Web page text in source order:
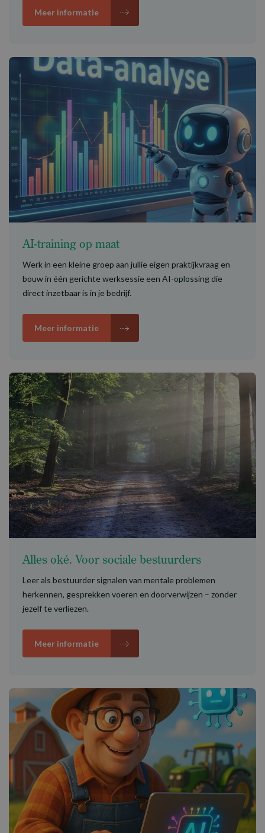
Meer informatie
AI-training op maat
Werk in een kleine groep aan jullie eigen praktijkvraag en
bouw in één gerichte werksessie een AI-oplossing die
direct inzetbaar is in je bedrijf.
Meer informatie
Alles oké. Voor sociale bestuurders
Leer als bestuurder signalen van mentale problemen
herkennen, gesprekken voeren en doorverwijzen – zonder
jezelf te verliezen.
Meer informatie